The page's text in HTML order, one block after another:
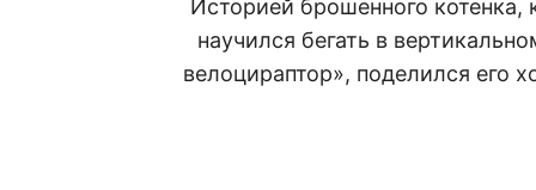
Историей брошенного
научился бегать в
велоцираптор», поделился его